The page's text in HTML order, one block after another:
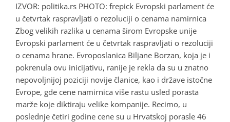
IZVOR: politika.rs PHOTO: frepick Evropski parlament će
u četvrtak raspravljati o rezoluciji o cenama namirnica
Zbog velikih razlika u cenama širom Evropske unije
Evropski parlament će u četvrtak raspravljati o rezoluciji
o cenama hrane. Evroposlanica Biljane Borzan, koja je i
pokrenula ovu inicijativu, ranije je rekla da su u znatno
nepovoljnijoj poziciji novije članice, kao i države istočne
Evrope, gde cene namirnica više rastu usled porasta
marže koje diktiraju velike kompanije. Recimo, u
poslednje četiri godine cene su u Hrvatskoj porasle 46